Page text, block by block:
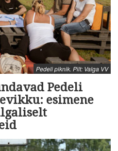
Pedeli piknik. Pilt: Valga VV
Pedeli
esimene